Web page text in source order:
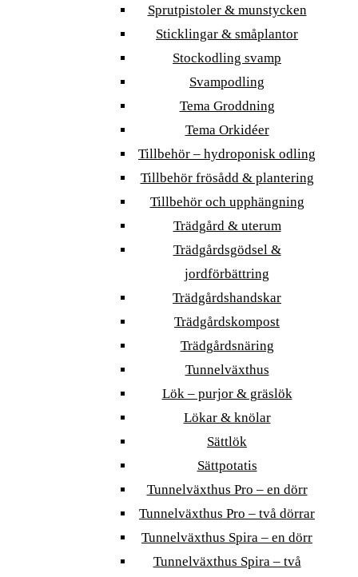
Sprutpistoler & munstycken
Sticklingar & småplantor
Stockodling svamp
Svampodling
Tema Groddning
Tema Orkidéer
Tillbehör – hydroponisk odling
Tillbehör frösådd & plantering
Tillbehör och upphängning
Trädgård & uterum
Trädgårdsgödsel &
jordförbättring
Trädgårdshandskar
Trädgårdskompost
Trädgårdsnäring
Tunnelväxthus
Lök – purjor & gräslök
Lökar & knölar
Sättlök
Sättpotatis
Tunnelväxthus Pro – en dörr
Tunnelväxthus Pro – två dörrar
Tunnelväxthus Spira – en dörr
Tunnelväxthus Spira – två